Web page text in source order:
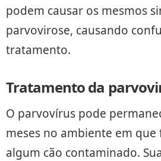
podem causar os mesmos
parvovirose, causando
tratamento.
Tratamento da
O parvovírus pode
meses no ambiente em
algum cão contaminado.